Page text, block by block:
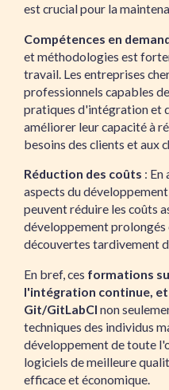
est crucial pour la
Compétences en
et méthodologies est
travail. Les entreprises
professionnels capables
pratiques d'intégration et
améliorer leur capacité à
besoins des clients et aux
Réduction des coûts :
aspects du
peuvent réduire les coûts
développement prolongés
découvertes tardivement
En bref, ces formations
l'intégration continue,
Git/GitLabCI non
techniques des individus
développement de toute
logiciels de meilleure
efficace et économique.